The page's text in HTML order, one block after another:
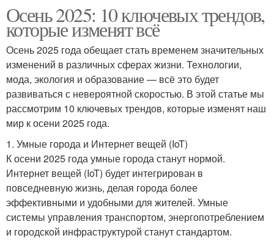
Осень 2025: 10 ключевых трендов,
которые изменят всё
Осень 2025 года обещает стать временем значительных
изменений в различных сферах жизни. Технологии,
мода, экология и образование — всё это будет
развиваться с невероятной скоростью. В этой статье мы
рассмотрим 10 ключевых трендов, которые изменят наш
мир к осени 2025 года.
1. Умные города и Интернет вещей (IoT)
К осени 2025 года умные города станут нормой.
Интернет вещей (IoT) будет интегрирован в
повседневную жизнь, делая города более
эффективными и удобными для жителей. Умные
системы управления транспортом, энергопотреблением
и городской инфраструктурой станут стандартом.